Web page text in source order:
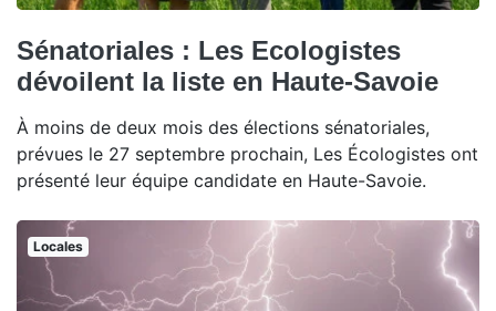
Sénatoriales : Les Ecologistes
dévoilent la liste en Haute-Savoie
À moins de deux mois des élections sénatoriales,
prévues le 27 septembre prochain, Les Écologistes ont
présenté leur équipe candidate en Haute-Savoie.
Locales